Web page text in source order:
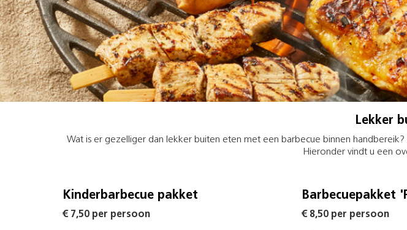
Lekker
Wat is er gezelliger dan lekker buiten eten met een barbecue binnen
Hieronder vindt u een
Kinderbarbecue pakket
€ 7,50 per persoon
Barbecuepakket
€ 8,50 per persoon